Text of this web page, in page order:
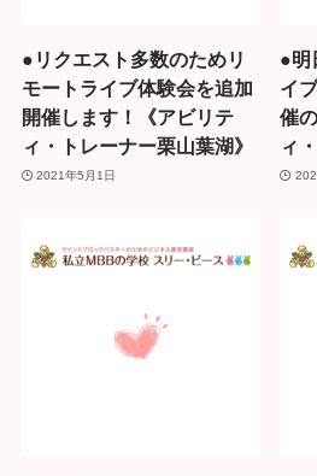
●リクエスト多数のためリ
モートライブ体験会を追加
開催します！《アビリテ
ィ・トレーナー栗山葉湖》
2021年5月1日
●明
イ
催
ィ